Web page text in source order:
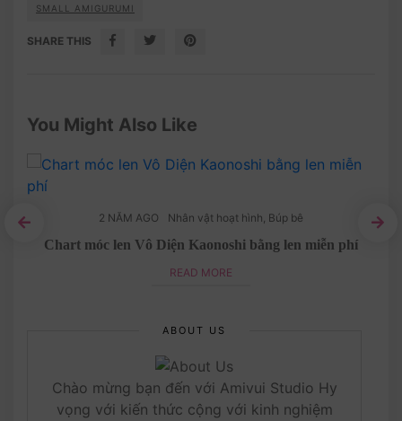
SMALL AMIGURUMI
SHARE THIS
You Might Also Like
2 NĂM AGO Nhân vật hoạt hình, Búp bê
Chart móc len Vô Diện Kaonoshi bằng len miễn phí
READ MORE
ABOUT US
Chào mừng bạn đến với Amivui Studio Hy
vọng với kiến thức cộng với kinh nghiệm